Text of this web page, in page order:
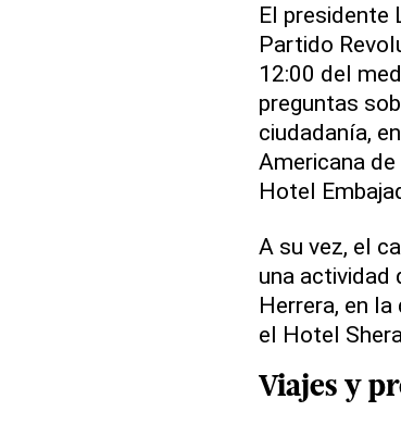
El presidente
Partido
12:00 del
preguntas
ciudadanía,
Americana
Hotel
A su vez, el
una actividad
Herrera, en
el Hotel
Viajes y